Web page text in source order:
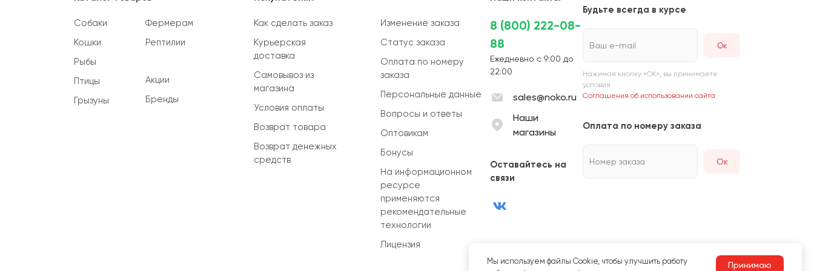
Собаки
Кошки
Рыбы
Птицы
Грызуны
Фермерам
Рептилии
Акции
Бренды
Как сделать заказ
Курьерская
доставка
Самовывоз из
магазина
Условия оплаты
Возврат товара
Возврат денежных
средств
Изменение заказа
Статус заказа
Оплата по номеру
заказа
Персональные данные
Вопросы и ответы
Оптовикам
Бонусы
На информационном
ресурсе
применяются
рекомендательные
технологии
Лицензия
8 (800) 222-08-
88
Ежедневно с 9:00 до
22:00
sales@noko.ru
Наши
магазины
Оставайтесь на
связи
Будьте всегда в курсе
Ваш e-mail
Нажимая кнопку «ОК», вы принимаете
условия
Соглашения об использовании сайта
Оплата по номеру заказа
Номер заказа Ок
Мы используем файлы Сookie, чтобы улучшить работу
Принимаю